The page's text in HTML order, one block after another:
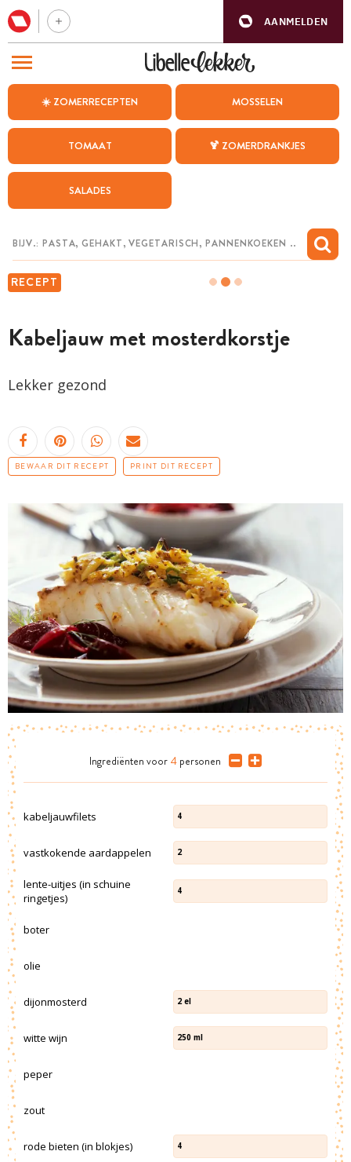
AANMELDEN
☀️ ZOMERRECEPTEN MOSSELEN
TOMAAT 🍹 ZOMERDRANKJES
SALADES
RECEPT
Kabeljauw met mosterdkorstje
Lekker gezond
BEWAAR DIT RECEPT PRINT DIT RECEPT
Ingrediënten voor 4 personen
kabeljauwfilets 4
vastkokende aardappelen 2
lente-uitjes (in schuine
ringetjes)
4
boter
olie
dijonmosterd 2 el
witte wijn 250 ml
peper
zout
rode bieten (in blokjes) 4
BEZOEK ONZE ANDERE WEBSITES
WEEKMENU
CHAT MET MAIA
MIJN BEWAARDE RECEPTEN